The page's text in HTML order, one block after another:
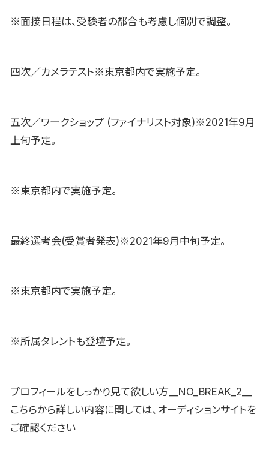
※面接日程は、受験者の都合も考慮し個別で調整。
四次／カメラテスト※東京都内で実施予定。
五次／ワークショップ (ファイナリスト対象)※2021年9月
上旬予定。
※東京都内で実施予定。
最終選考会(受賞者発表)※2021年9月中旬予定。
※東京都内で実施予定。
※所属タレントも登壇予定。
プロフィールをしっかり見て欲しい方__NO_BREAK_2__
こちらから詳しい内容に関しては、オーディションサイトを
ご確認ください